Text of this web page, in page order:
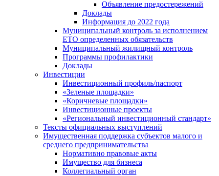
Объявление предостережений
Доклады
Информация до 2022 года
Муниципальный контроль за исполнением
ЕТО определенных обязательств
Муниципальный жилищный контроль
Программы профилактики
Доклады
Инвестиции
Инвестиционный профиль/паспорт
«Зеленые площадки»
«Коричневые площадки»
Инвестиционные проекты
«Региональный инвестиционный стандарт»
Тексты официальных выступлений
Имущественная поддержка субъектов малого и
среднего предпринимательства
Нормативно правовые акты
Имущество для бизнеса
Коллегиальный орган